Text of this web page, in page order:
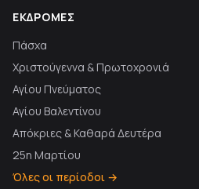
ΕΚΔΡΟΜΈΣ
Πάσχα
Χριστούγεννα & Πρωτοχρονιά
Αγίου Πνεύματος
Αγίου Βαλεντίνου
Απόκριες & Καθαρά Δευτέρα
25η Μαρτίου
Όλες οι περίοδοι →